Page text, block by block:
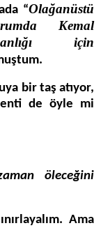
“Olağanüstü
Kemal
için
bir taş atıyor,
de öyle mi
öleceğini
Ama